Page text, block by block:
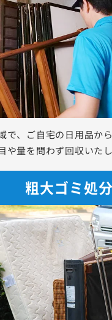
で、ご自宅の日用品か
や量を問わず回収いたし
粗大ゴミ処分